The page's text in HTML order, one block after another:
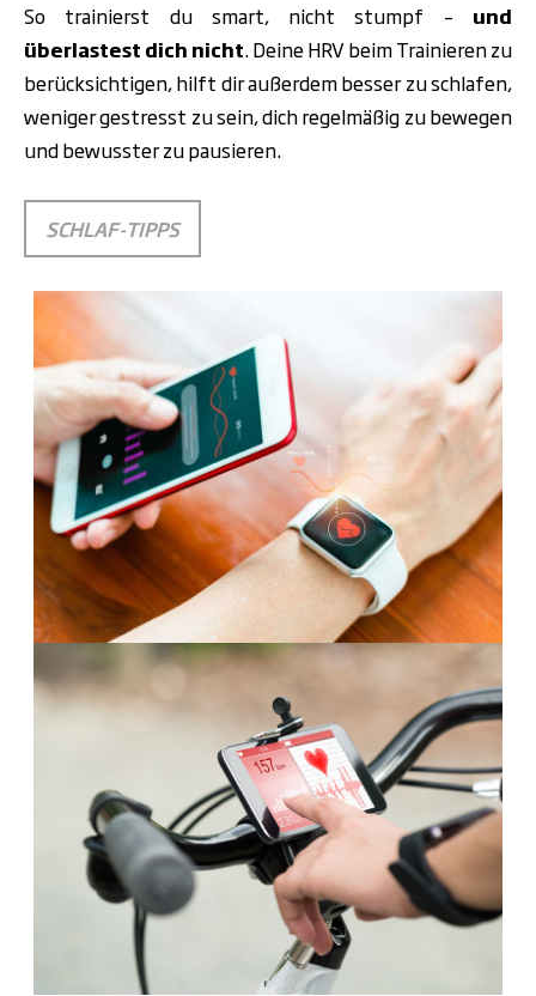
So trainierst du smart, nicht stumpf – und
überlastest dich nicht. Deine HRV beim Trainieren zu
berücksichtigen, hilft dir außerdem besser zu schlafen,
weniger gestresst zu sein, dich regelmäßig zu bewegen
und bewusster zu pausieren.
SCHLAF-TIPPS